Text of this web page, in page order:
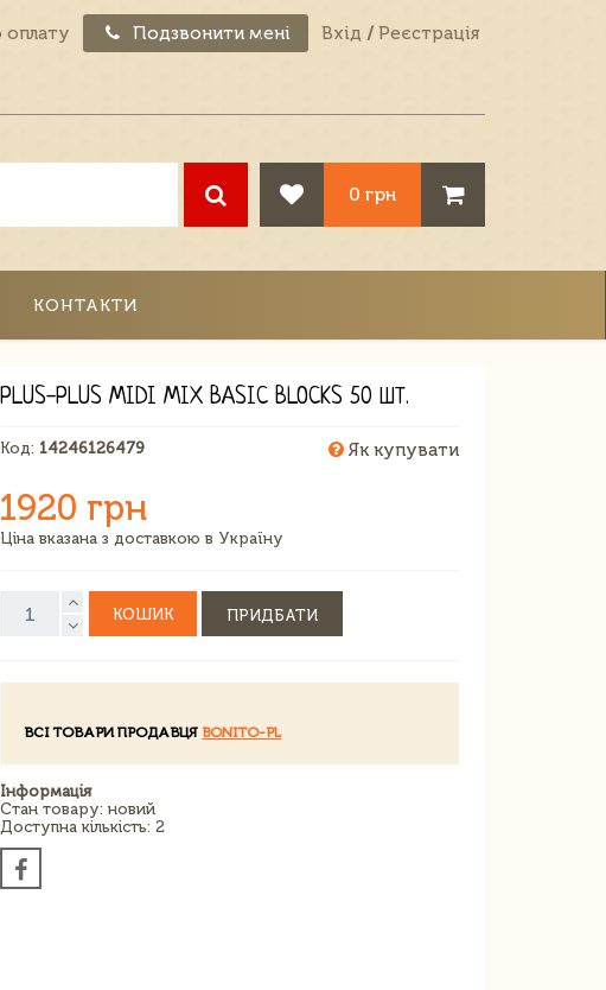
Подзвонити мені Вхід / Реєстрація
0 грн
КОНТАКТИ
PLUS-PLUS MIDI MIX BASIC BLOCKS 50 ШТ.
Код: 14246126479 Як купувати
1920 грн
Ціна вказана з доставкою в Україну
КОШИК ПРИДБАТИ
ВСІ ТОВАРИ ПРОДАВЦЯBONITO-PL
Інформація
Стан товару: новий
Доступна кількість: 2